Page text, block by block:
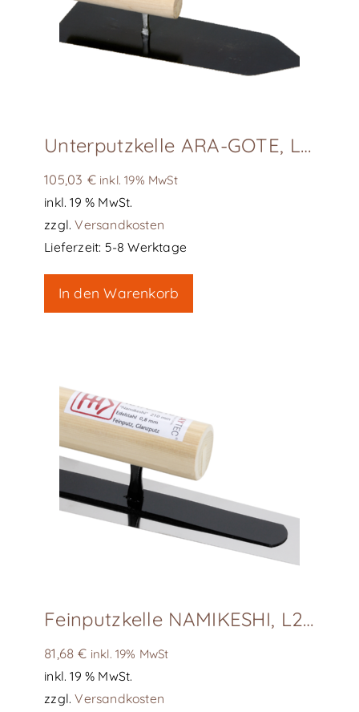
Unterputzkelle ARA-GOTE, L300
105,03 € inkl. 19% MwSt
inkl. 19 % MwSt.
zzgl.Versandkosten
Lieferzeit: 5-8 Werktage
In den Warenkorb
Feinputzkelle NAMIKESHI, L210
81,68€ inkl. 19% MwSt
inkl. 19 % MwSt.
zzgl.Versandkosten